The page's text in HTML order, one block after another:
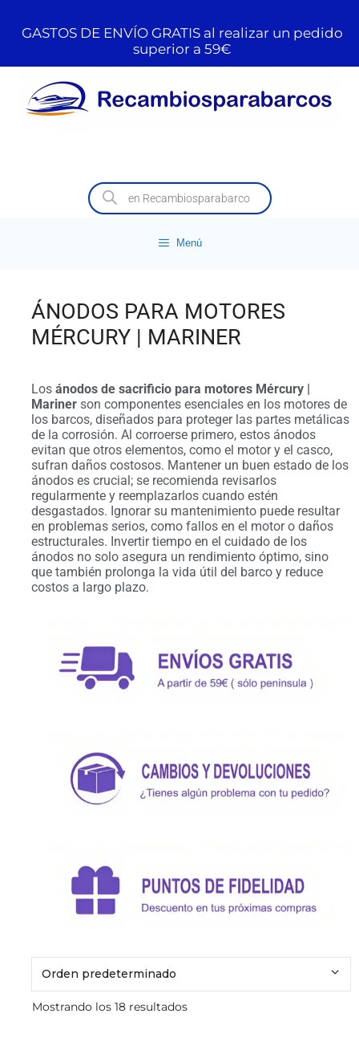
GASTOS DE ENVÍO GRATIS al realizar un pedido
superior a 59€
Menú
ÁNODOS PARA MOTORES
MÉRCURY | MARINER
Los ánodos de sacrificio para motores Mércury |
Mariner son componentes esenciales en los motores de
los barcos, diseñados para proteger las partes metálicas
de la corrosión. Al corroerse primero, estos ánodos
evitan que otros elementos, como el motor y el casco,
sufran daños costosos. Mantener un buen estado de los
ánodos es crucial; se recomienda revisarlos
regularmente y reemplazarlos cuando estén
desgastados. Ignorar su mantenimiento puede resultar
en problemas serios, como fallos en el motor o daños
estructurales. Invertir tiempo en el cuidado de los
ánodos no solo asegura un rendimiento óptimo, sino
que también prolonga la vida útil del barco y reduce
costos a largo plazo.
Mostrando los 18 resultados